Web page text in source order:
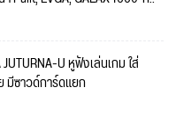
U หูฟังเล่นเกม ใส่
มีซาวด์การ์ดแยก